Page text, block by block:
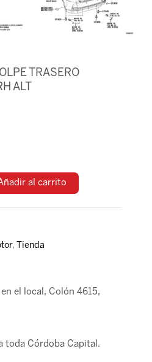
TRASERO
ALT
al carrito
, Tienda
en el local, Colón 4615,
toda Córdoba Capital.